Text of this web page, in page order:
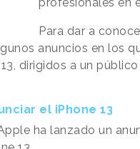
Para dar a
anuncios en los
dirigidos a un
el iPhone 13
Apple ha lanzado un